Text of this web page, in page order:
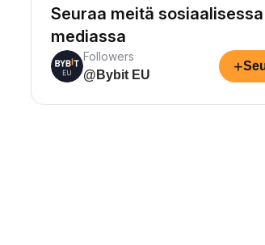
Seuraa meitä sosiaalisessa
mediassa
Followers
@Bybit EU
+